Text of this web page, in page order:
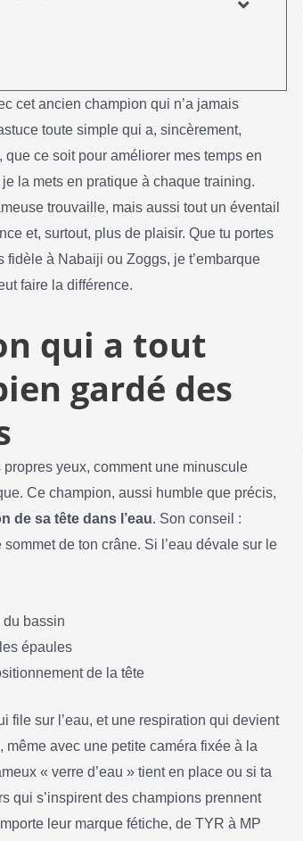
cet ancien champion qui n’a jamais
toute simple qui a, sincèrement,
ce soit pour améliorer mes temps en
la mets en pratique à chaque training.
trouvaille, mais aussi tout un éventail
et, surtout, plus de plaisir. Que tu portes
à Nabaiji ou Zoggs, je t’embarque
faire la différence.
qui a tout
gardé des
propres yeux, comment une minuscule
Ce champion, aussi humble que précis,
de sa tête dans l’eau. Son conseil :
de ton crâne. Si l’eau dévale sur le
du bassin
épaules
de la tête
file sur l’eau, et une respiration qui devient
avec une petite caméra fixée à la
« verre d’eau » tient en place ou si ta
qui s’inspirent des champions prennent
leur marque fétiche, de TYR à MP